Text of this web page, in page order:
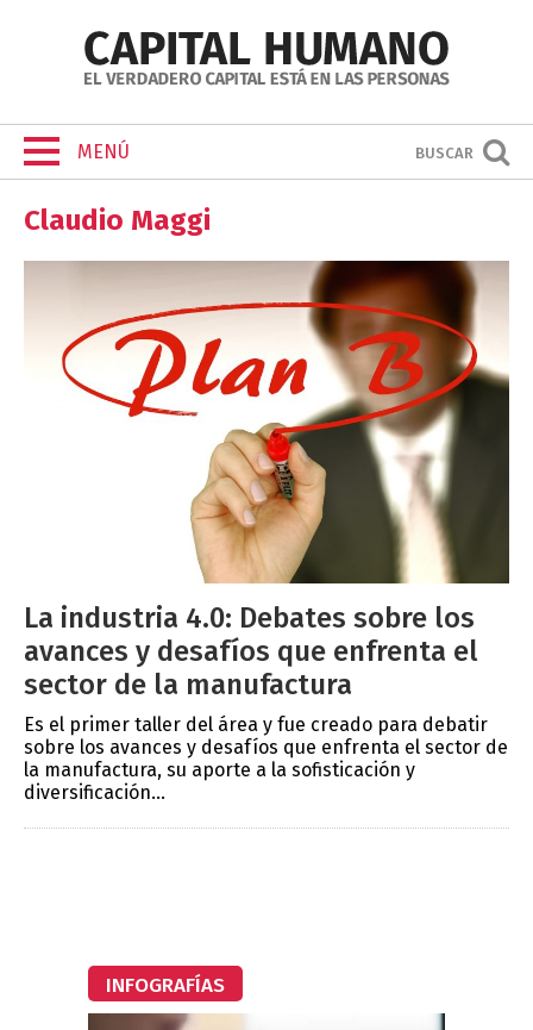
MENÚ BUSCAR
Claudio Maggi
La industria 4.0: Debates sobre los
avances y desafíos que enfrenta el
sector de la manufactura
Es el primer taller del área y fue creado para debatir
sobre los avances y desafíos que enfrenta el sector de
la manufactura, su aporte a la sofisticación y
diversificación...
INFOGRAFÍAS